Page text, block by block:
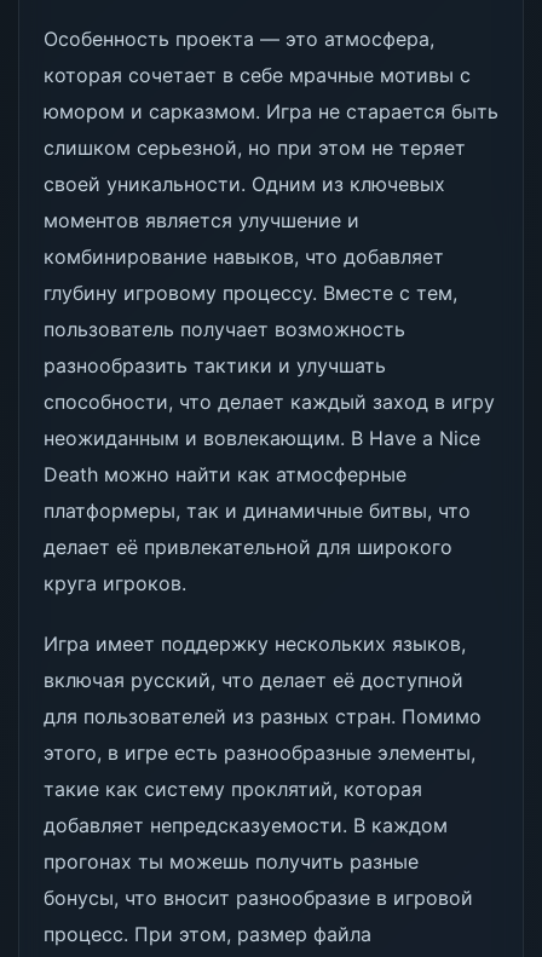
Особенность проекта — это атмосфера,
которая сочетает в себе мрачные мотивы с
юмором и сарказмом. Игра не старается быть
слишком серьезной, но при этом не теряет
своей уникальности. Одним из ключевых
моментов является улучшение и
комбинирование навыков, что добавляет
глубину игровому процессу. Вместе с тем,
пользователь получает возможность
разнообразить тактики и улучшать
способности, что делает каждый заход в игру
неожиданным и вовлекающим. В Have a Nice
Death можно найти как атмосферные
платформеры, так и динамичные битвы, что
делает её привлекательной для широкого
круга игроков.
Игра имеет поддержку нескольких языков,
включая русский, что делает её доступной
для пользователей из разных стран. Помимо
этого, в игре есть разнообразные элементы,
такие как систему проклятий, которая
добавляет непредсказуемости. В каждом
прогонах ты можешь получить разные
бонусы, что вносит разнообразие в игровой
процесс. При этом, размер файла